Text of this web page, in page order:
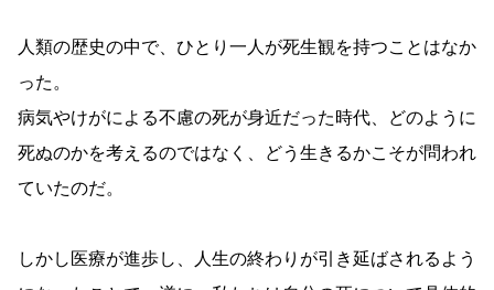
人類の歴史の中で、ひとり一人が死生観を持つことはなか
った。
病気やけがによる不慮の死が身近だった時代、どのように
死ぬのかを考えるのではなく、どう生きるかこそが問われ
ていたのだ。
しかし医療が進歩し、人生の終わりが引き延ばされるよう